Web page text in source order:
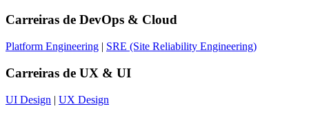
Carreiras de DevOps & Cloud
Platform Engineering | SRE (Site Reliability Engineering)
Carreiras de UX & UI
UI Design | UX Design